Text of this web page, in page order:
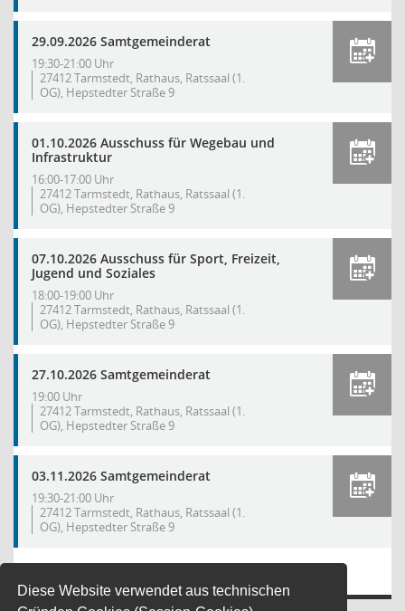
Diese Website verwendet aus technischen
29.09.2026 Samtgemeinderat
19:30-21:00 Uhr
27412 Tarmstedt, Rathaus, Ratssaal (1.
OG), Hepstedter Straße 9
01.10.2026 Ausschuss für Wegebau und
Infrastruktur
16:00-17:00 Uhr
27412 Tarmstedt, Rathaus, Ratssaal (1.
OG), Hepstedter Straße 9
07.10.2026 Ausschuss für Sport, Freizeit,
Jugend und Soziales
18:00-19:00 Uhr
27412 Tarmstedt, Rathaus, Ratssaal (1.
OG), Hepstedter Straße 9
27.10.2026 Samtgemeinderat
19:00 Uhr
27412 Tarmstedt, Rathaus, Ratssaal (1.
OG), Hepstedter Straße 9
03.11.2026 Samtgemeinderat
19:30-21:00 Uhr
27412 Tarmstedt, Rathaus, Ratssaal (1.
OG), Hepstedter Straße 9
…Mehr